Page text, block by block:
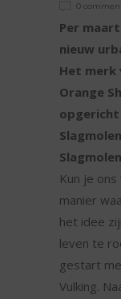
0
Per
nieuw
Het merk
Orange
opgericht
Kun je
manier
het idee
leven te
gestart
Vulking.